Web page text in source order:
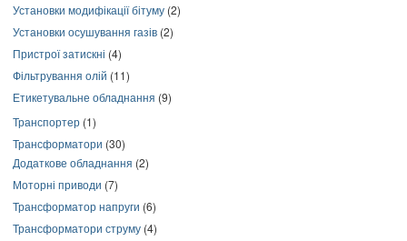
Установки модифікації бітуму (2)
Установки осушування газів (2)
Пристрої затискні (4)
Фільтрування олій (11)
Етикетувальне обладнання (9)
Транспортер (1)
Трансформатори (30)
Додаткове обладнання (2)
Моторні приводи (7)
Трансформатор напруги (6)
Трансформатори струму (4)